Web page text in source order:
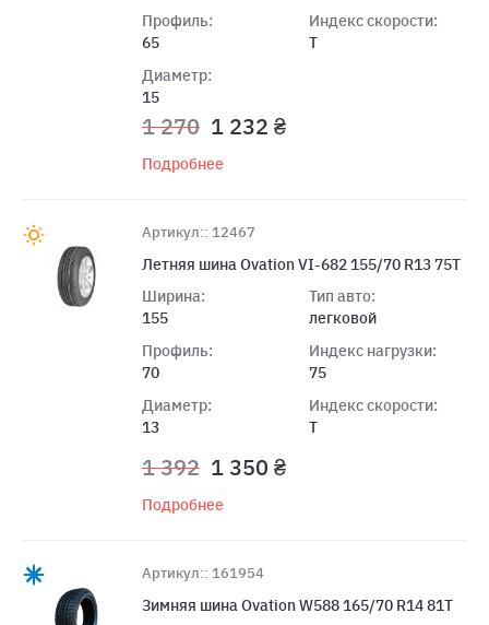
Профиль:
65
Диаметр:
15
Индекс скорости:
T
1 270 1 232 ₴
Подробнее
Артикул:: 12467
Летняя шина Ovation VI-682 155/70 R13 75T
Ширина:
155
Профиль:
70
Диаметр:
13
Тип авто:
легковой
Индекс нагрузки:
75
Индекс скорости:
T
1 392 1 350 ₴
Подробнее
Артикул:: 161954
Зимняя шина Ovation W588 165/70 R14 81T